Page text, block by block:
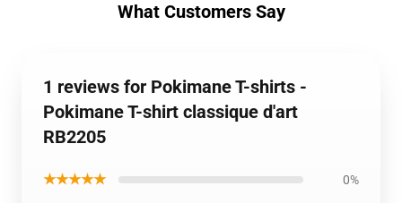
What Customers Say
1 reviews for Pokimane T-shirts -
Pokimane T-shirt classique d'art
RB2205
★★★★★ 0%